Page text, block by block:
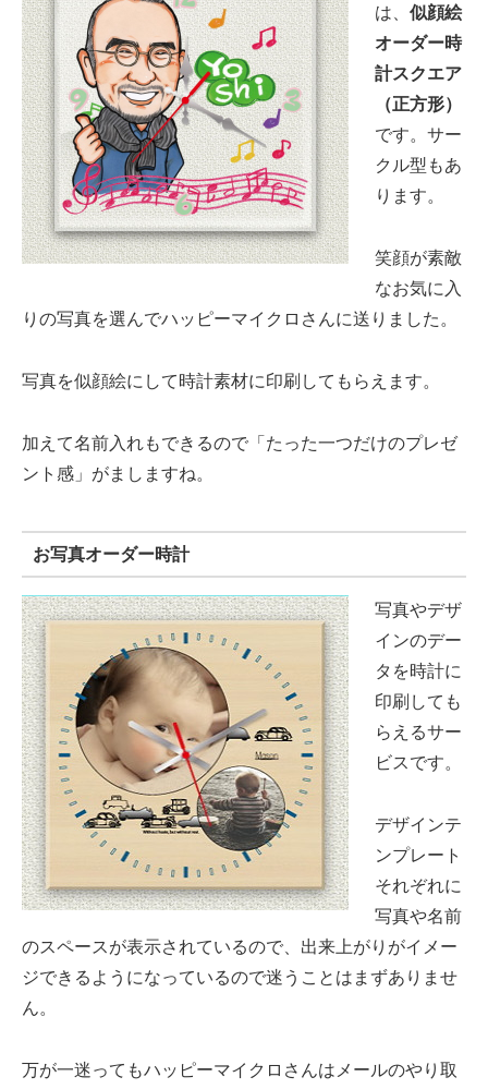
は、 似顔絵
オーダー時
計スクエア
（正方形）
です。サー
クル型もあ
ります。
笑顔が素敵
なお気に入
りの写真を選んでハッピーマイクロさんに送りました。
写真を似顔絵にして時計素材に印刷してもらえます。
加えて名前入れもできるので「たった一つだけのプレゼ
ント感」がましますね。
お写真オーダー時計
写真やデザ
インのデー
タを時計に
印刷しても
らえるサー
ビスです。
デザインテ
ンプレート
それぞれに
写真や名前
のスペースが表示されているので、出来上がりがイメー
ジできるようになっているので迷うことはまずありませ
ん。
万が一迷ってもハッピーマイクロさんはメールのやり取